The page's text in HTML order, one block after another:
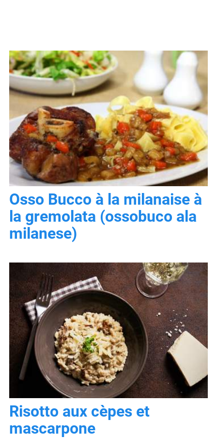
Osso Bucco à la milanaise à
la gremolata (ossobuco ala
milanese)
Risotto aux cèpes et
mascarpone